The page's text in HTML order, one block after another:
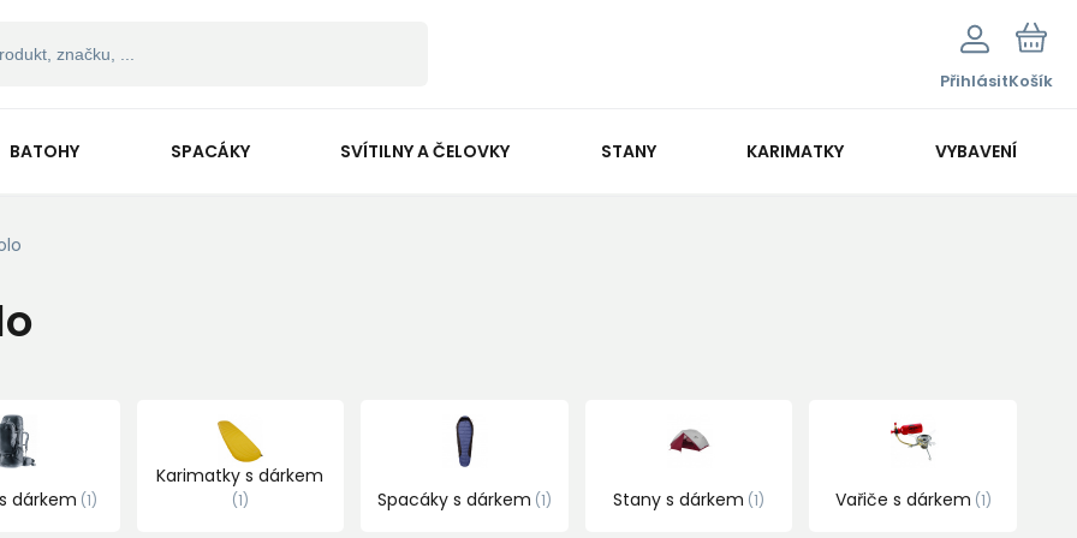
PřihlásitKošík
BATOHY SPACÁKY SVÍTILNY A ČELOVKY STANY KARIMATKY VYBAVENÍ
dárkem 1
Karimatky s dárkem
1 Spacáky s dárkem 1 Stany s dárkem 1 Vařiče s dárkem 1